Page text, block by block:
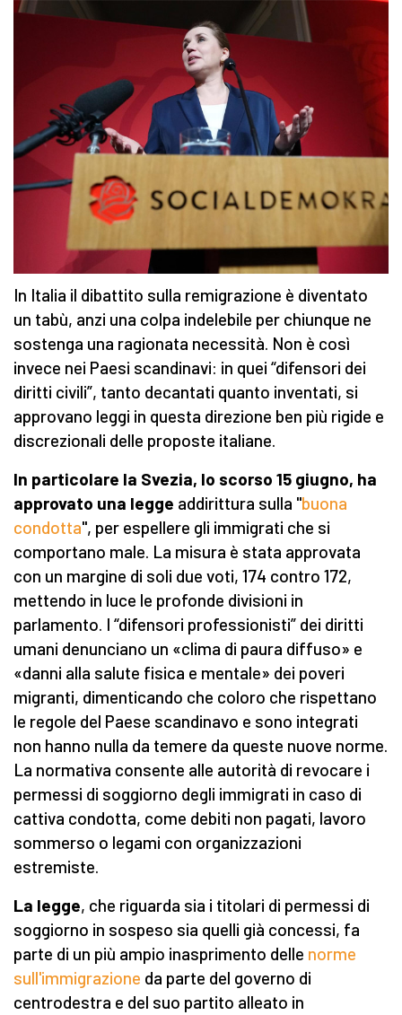
In Italia il dibattito sulla remigrazione è diventato
un tabù, anzi una colpa indelebile per chiunque ne
sostenga una ragionata necessità. Non è così
invece nei Paesi scandinavi: in quei “difensori dei
diritti civili”, tanto decantati quanto inventati, si
approvano leggi in questa direzione ben più rigide e
discrezionali delle proposte italiane.
In particolare la Svezia, lo scorso 15 giugno, ha
approvato una legge addirittura sulla "buona
condotta", per espellere gli immigrati che si
comportano male. La misura è stata approvata
con un margine di soli due voti, 174 contro 172,
mettendo in luce le profonde divisioni in
parlamento. I “difensori professionisti” dei diritti
umani denunciano un «clima di paura diffuso» e
«danni alla salute fisica e mentale» dei poveri
migranti, dimenticando che coloro che rispettano
le regole del Paese scandinavo e sono integrati
non hanno nulla da temere da queste nuove norme.
La normativa consente alle autorità di revocare i
permessi di soggiorno degli immigrati in caso di
cattiva condotta, come debiti non pagati, lavoro
sommerso o legami con organizzazioni
estremiste.
La legge, che riguarda sia i titolari di permessi di
soggiorno in sospeso sia quelli già concessi, fa
parte di un più ampio inasprimento delle norme
sull'immigrazione da parte del governo di
centrodestra e del suo partito alleato in